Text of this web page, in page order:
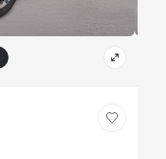
Tallenna auto